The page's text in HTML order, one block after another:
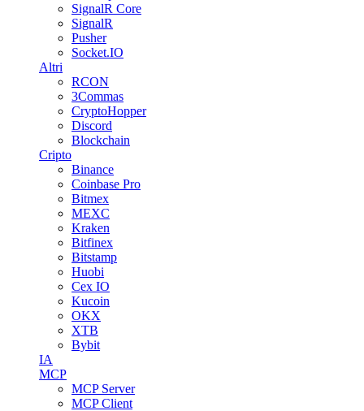
SignalR Core
SignalR
Pusher
Socket.IO
Altri
RCON
3Commas
CryptoHopper
Discord
Blockchain
Cripto
Binance
Coinbase Pro
Bitmex
MEXC
Kraken
Bitfinex
Bitstamp
Huobi
Cex IO
Kucoin
OKX
XTB
Bybit
IA
MCP
MCP Server
MCP Client